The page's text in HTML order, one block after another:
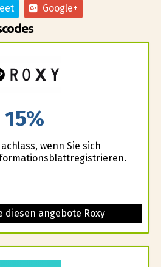
Google+
15%
wenn Sie sich
diesen angebote Roxy